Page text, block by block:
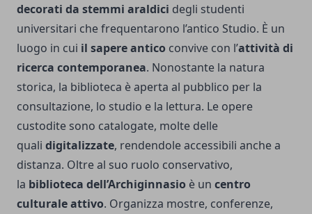
decorati da stemmi araldici degli studenti
universitari che frequentarono l’antico Studio. È un
luogo in cui il sapere antico convive con l’attività di
ricerca contemporanea. Nonostante la natura
storica, la biblioteca è aperta al pubblico per la
consultazione, lo studio e la lettura. Le opere
custodite sono catalogate, molte delle
quali digitalizzate, rendendole accessibili anche a
distanza. Oltre al suo ruolo conservativo,
la biblioteca dell’Archiginnasio è un centro
culturale attivo. Organizza mostre, conferenze,